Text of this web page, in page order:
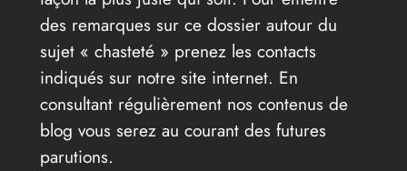
des remarques sur ce dossier autour du
sujet « chasteté » prenez les contacts
indiqués sur notre site internet. En
consultant régulièrement nos contenus de
blog vous serez au courant des futures
parutions.